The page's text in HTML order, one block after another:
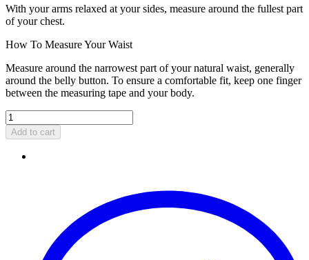
With your arms relaxed at your sides, measure around the fullest part
of your chest.
How To Measure Your Waist
Measure around the narrowest part of your natural waist, generally
around the belly button. To ensure a comfortable fit, keep one finger
between the measuring tape and your body.
Add to cart